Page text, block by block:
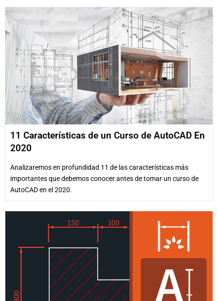
11 Características de un Curso de AutoCAD En
2020
Analizaremos en profundidad 11 de las características más
importantes que debemos conocer antes de tomar un curso de
AutoCAD en el 2020.